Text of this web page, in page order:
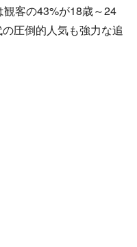
客の43%が18歳～24
圧倒的人気も強力な追